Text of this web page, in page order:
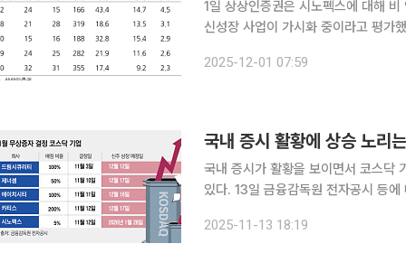
1일 상상인증권은 시노펙스에 대해
신성장 사업이 가시화 중이라고 평가
라며 "전기차 배터리용 FPCB 양산
2025-12-01 07:59
국내 증시 활황에 상승 노리
국내 증시가 활황을 보이면서 코스닥
있다. 13일 금융감독원 전자공시 등에 따르면 하반기 들어 무상증자를 결정한 코스닥 상장사는 총
시큐리티, 제너셈, 에이치시티, 카티
2025-11-13 18:19